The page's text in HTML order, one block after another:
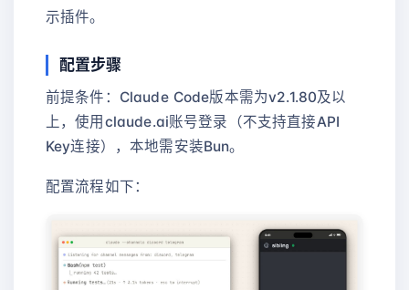
示插件。
配置步骤
前提条件：Claude Code版本需为v2.1.80及以
上，使用claude.ai账号登录（不支持直接API
Key连接），本地需安装Bun。
配置流程如下：